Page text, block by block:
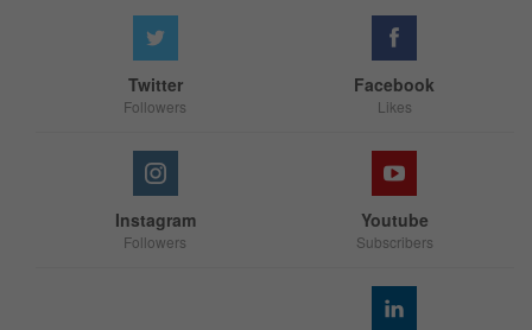
Facebook
Likes
Twitter
Followers
Youtube
Subscribers
Instagram
Followers